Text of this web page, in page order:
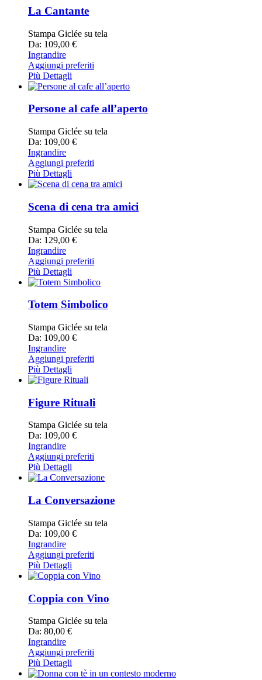
La Cantante
Stampa Giclée su tela
Da: 109,00 €
Ingrandire
Aggiungi preferiti
Più Dettagli
Persone al cafe all’aperto
Stampa Giclée su tela
Da: 109,00 €
Ingrandire
Aggiungi preferiti
Più Dettagli
Scena di cena tra amici
Stampa Giclée su tela
Da: 129,00 €
Ingrandire
Aggiungi preferiti
Più Dettagli
Totem Simbolico
Stampa Giclée su tela
Da: 109,00 €
Ingrandire
Aggiungi preferiti
Più Dettagli
Figure Rituali
Stampa Giclée su tela
Da: 109,00 €
Ingrandire
Aggiungi preferiti
Più Dettagli
La Conversazione
Stampa Giclée su tela
Da: 109,00 €
Ingrandire
Aggiungi preferiti
Più Dettagli
Coppia con Vino
Stampa Giclée su tela
Da: 80,00 €
Ingrandire
Aggiungi preferiti
Più Dettagli